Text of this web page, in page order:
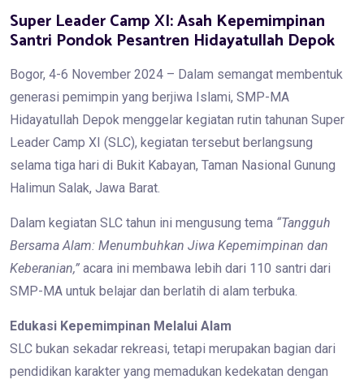
Super Leader Camp XI: Asah Kepemimpinan
Santri Pondok Pesantren Hidayatullah Depok
Bogor, 4-6 November 2024 – Dalam semangat membentuk
generasi pemimpin yang berjiwa Islami, SMP-MA
Hidayatullah Depok menggelar kegiatan rutin tahunan Super
Leader Camp XI (SLC), kegiatan tersebut berlangsung
selama tiga hari di Bukit Kabayan, Taman Nasional Gunung
Halimun Salak, Jawa Barat.
Dalam kegiatan SLC tahun ini mengusung tema “Tangguh
Bersama Alam: Menumbuhkan Jiwa Kepemimpinan dan
Keberanian,” acara ini membawa lebih dari 110 santri dari
SMP-MA untuk belajar dan berlatih di alam terbuka.
Edukasi Kepemimpinan Melalui Alam
SLC bukan sekadar rekreasi, tetapi merupakan bagian dari
pendidikan karakter yang memadukan kedekatan dengan